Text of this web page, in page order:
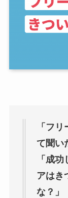
「フ
て聞い
「成
アはき
な？」